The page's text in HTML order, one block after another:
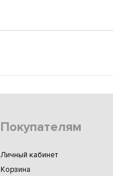
Покупателям
Личный кабинет
Корзина